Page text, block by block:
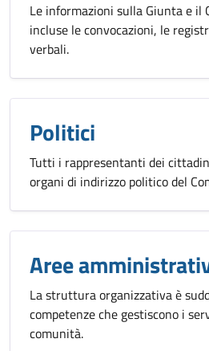
Le informazioni sulla Giunta e il
incluse le convocazioni, le
verbali.
Politici
Tutti i rappresentanti dei
organi di indirizzo politico del
Aree
La struttura organizzativa è
competenze che gestiscono i
comunità.